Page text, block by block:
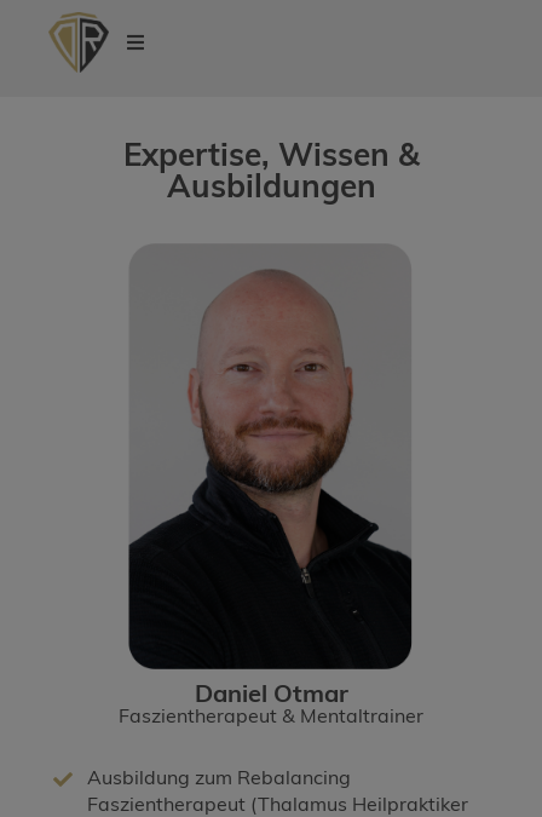
Expertise, Wissen &
Ausbildungen
Daniel Otmar
Faszientherapeut & Mentaltrainer
Ausbildung zum Rebalancing
Faszientherapeut (Thalamus Heilpraktiker